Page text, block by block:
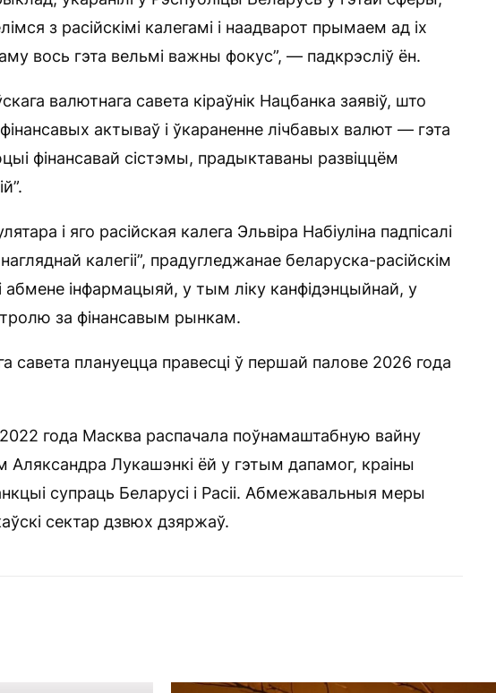
з расійскімі калегамі і наадварот прымаем ад іх
вось гэта вельмі важны фокус”, — падкрэсліў ён.
валютнага савета кіраўнік Нацбанка заявіў, што
актываў і ўкараненне лічбавых валют — гэта
фінансавай сістэмы, прадыктаваны развіццём
і яго расійская калега Эльвіра Набіуліна падпісалі
калегіі”, прадугледжанае беларуска-расійскім
абмене інфармацыяй, у тым ліку канфідэнцыйнай, у
за фінансавым рынкам.
савета плануецца правесці ў першай палове 2026 года
года Масква распачала поўнамаштабную вайну
Аляксандра Лукашэнкі ёй у гэтым дапамог, краіны
супраць Беларусі і Расіі. Абмежавальныя меры
сектар дзвюх дзяржаў.